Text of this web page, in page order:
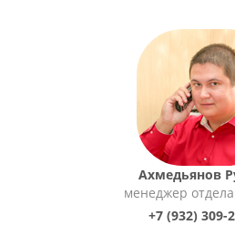
Ахмедьянов
менеджер
+7 (932) 309-